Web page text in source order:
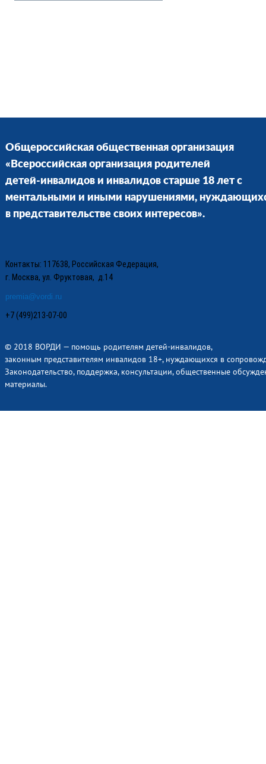
Общероссийская общественная организация
«Всероссийская организация родителей
детей-инвалидов и инвалидов старше 18 лет с
ментальными и иными нарушениями,
в представительстве своих интересов».
Контакты: 117638, Российская Федерация,
г. Москва, ул. Фруктовая, д.14
premia@vordi.ru
+7 (499)213-07-00
© 2018 ВОРДИ — помощь родителям детей-инвалидов,
законным представителям инвалидов 18+, нуждающихся в
Законодательство, поддержка, консультации, общественные
материалы.